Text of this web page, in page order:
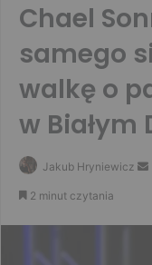
Chael
samego
walkę o
w Białym
Jakub Hryniewicz
2 minut czytania